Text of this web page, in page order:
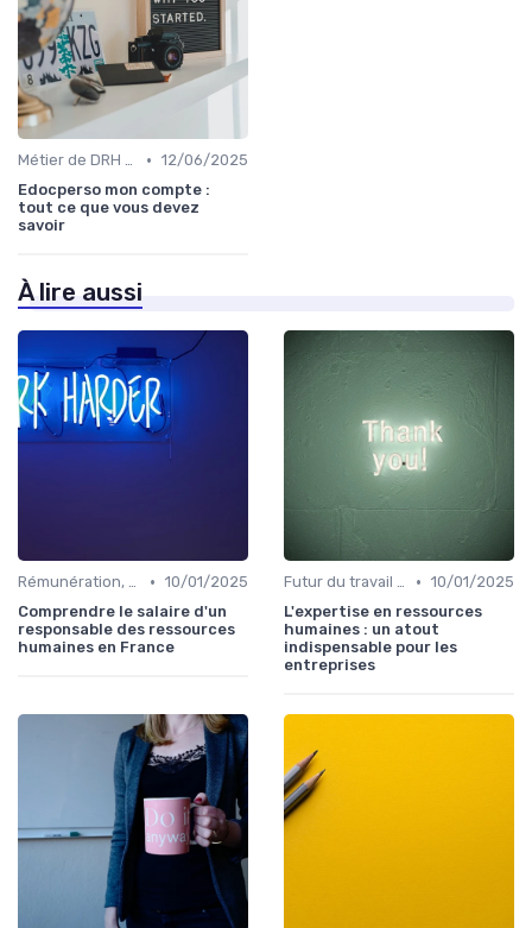
Métier de DRH & responsabilités • 12/06/2025
Edocperso mon compte :
tout ce que vous devez
savoir
À lire aussi
Rémunération, politiques salariales & benefits • 10/01/2025
Comprendre le salaire d'un
responsable des ressources
humaines en France
Futur du travail & tendances RH • 10/01/2025
L'expertise en ressources
humaines : un atout
indispensable pour les
entreprises